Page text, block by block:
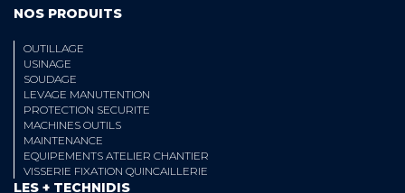
NOS PRODUITS
OUTILLAGE
USINAGE
SOUDAGE
LEVAGE MANUTENTION
PROTECTION SECURITE
MACHINES OUTILS
MAINTENANCE
EQUIPEMENTS ATELIER CHANTIER
VISSERIE FIXATION QUINCAILLERIE
LES + TECHNIDIS